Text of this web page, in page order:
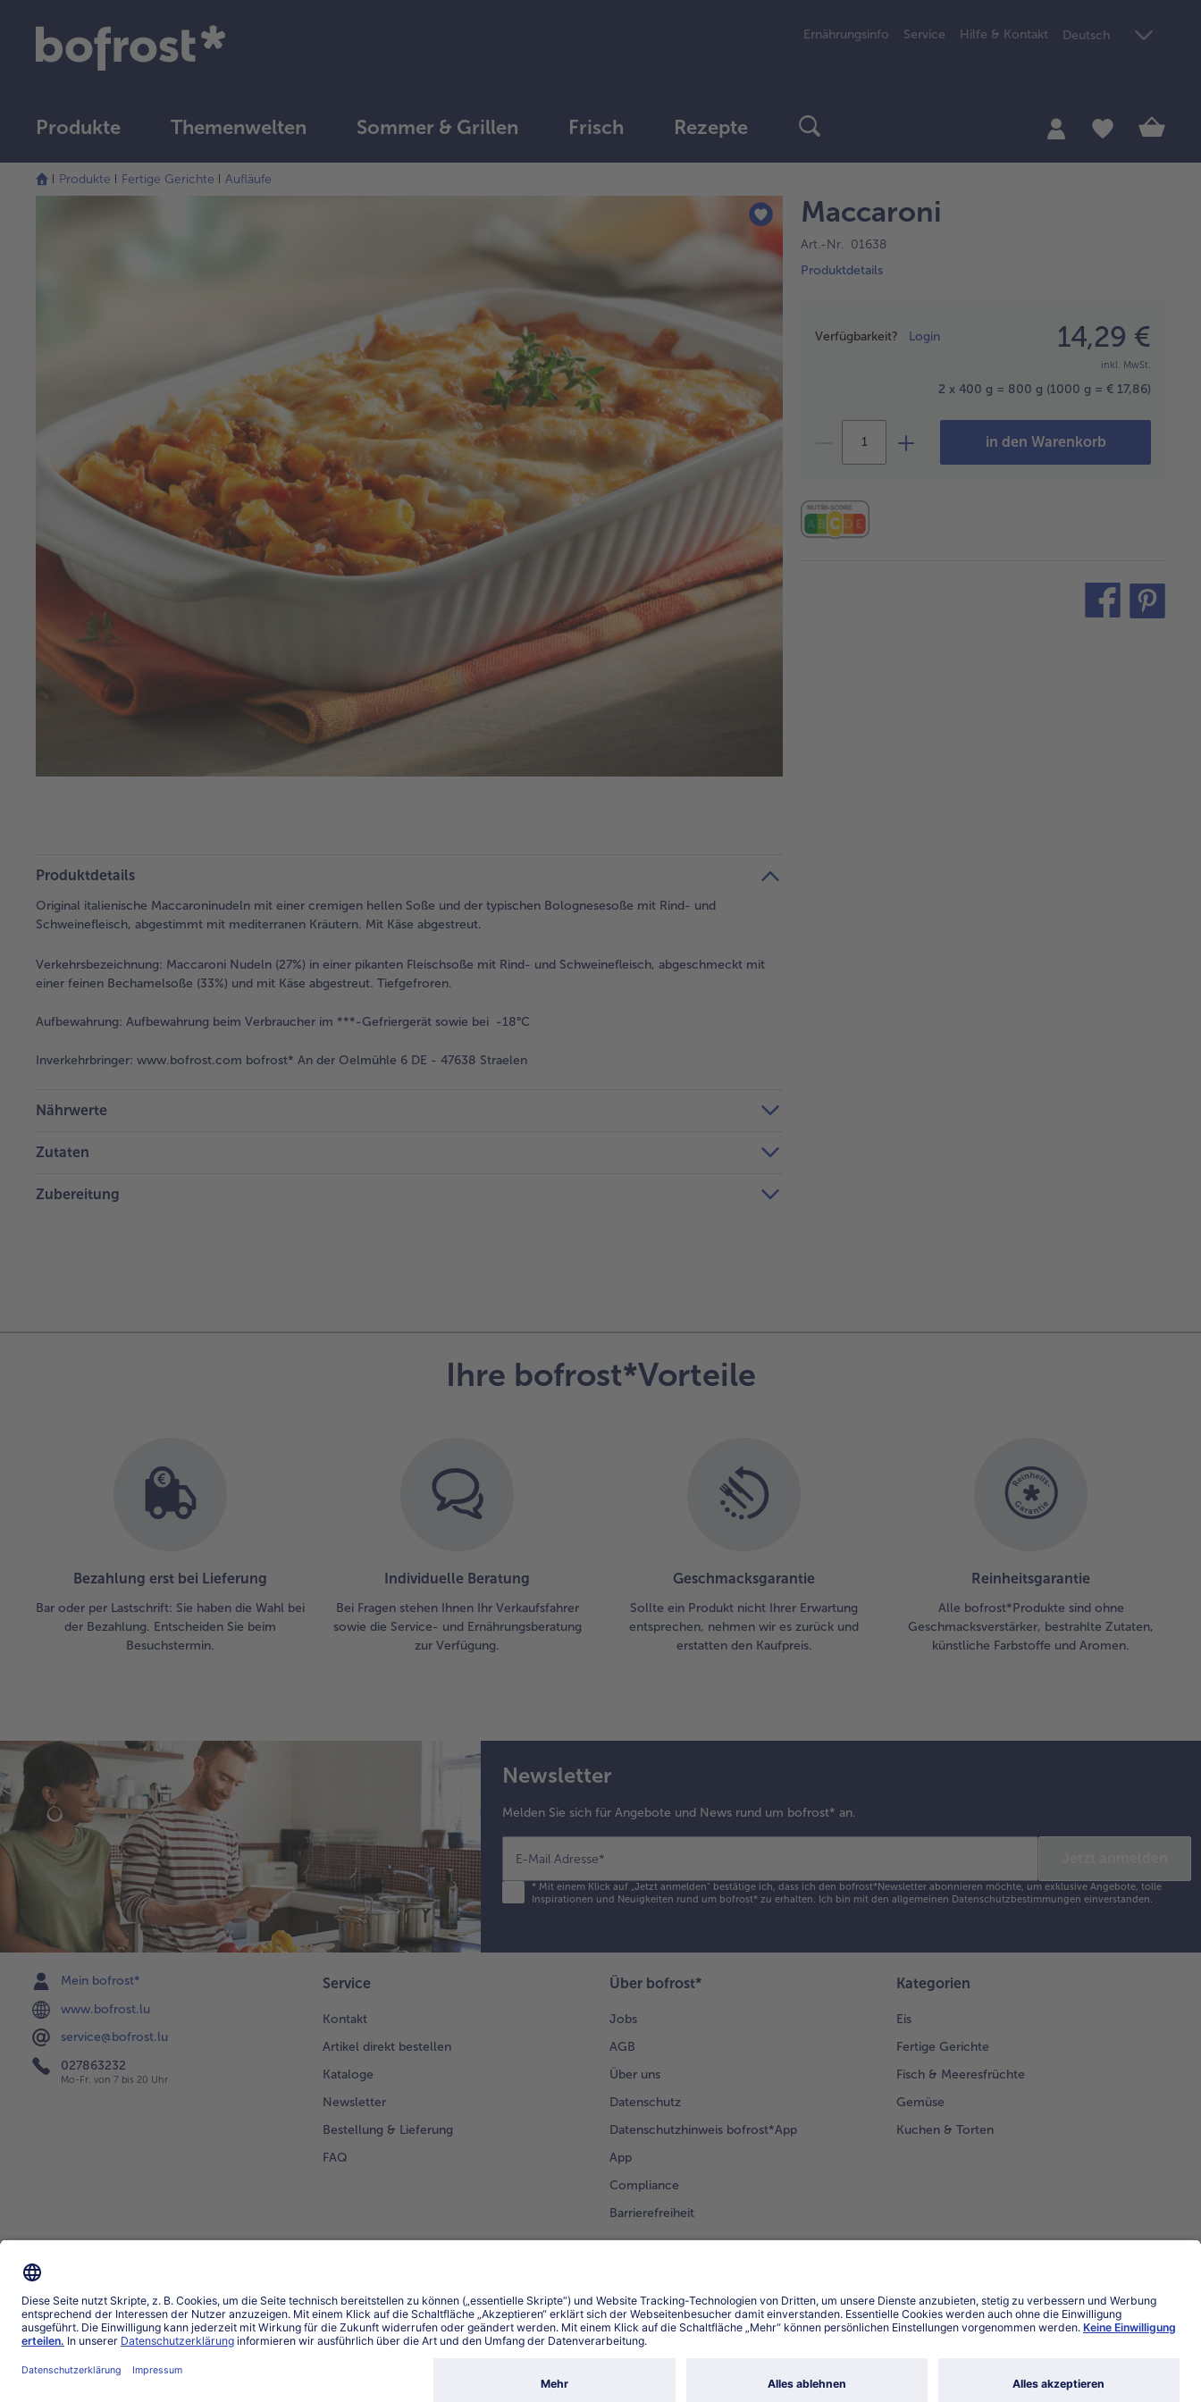
Ernährungsinfo Service Hilfe & Kontakt Deutsch
Produkte Themenwelten Sommer & Grillen Frisch Rezepte
Produkte Fertige Gerichte Aufläufe
Maccaroni
Art.-Nr. 01638
Produktdetails
Verfügbarkeit? Login 14,29 €
inkl. MwSt.
2 x 400 g = 800 g (1000 g = € 17,86)
in den Warenkorb
teilen
Produktdetails
Original italienische Maccaroninudeln mit einer cremigen hellen Soße und der typischen Bolognesesoße mit Rind- und
Schweinefleisch, abgestimmt mit mediterranen Kräutern. Mit Käse abgestreut.
Verkehrsbezeichnung: Maccaroni Nudeln (27%) in einer pikanten Fleischsoße mit Rind- und Schweinefleisch, abgeschmeckt mit
einer feinen Bechamelsoße (33%) und mit Käse abgestreut. Tiefgefroren.
Aufbewahrung: Aufbewahrung beim Verbraucher im ***-Gefriergerät sowie bei -18°C
Inverkehrbringer: www.bofrost.com bofrost* An der Oelmühle 6 DE - 47638 Straelen
Nährwerte
Zutaten
Zubereitung
Ihre bofrost*Vorteile
Bezahlung erst bei Lieferung
Bar oder per Lastschrift: Sie haben die Wahl bei
der Bezahlung. Entscheiden Sie beim
Besuchstermin.
Individuelle Beratung
Bei Fragen stehen Ihnen Ihr Verkaufsfahrer
sowie die Service- und Ernährungsberatung
zur Verfügung.
Geschmacksgarantie
Sollte ein Produkt nicht Ihrer Erwartung
entsprechen, nehmen wir es zurück und
erstatten den Kaufpreis.
Reinheitsgarantie
Alle bofrost*Produkte sind ohne
Geschmacksverstärker, bestrahlte Zutaten,
künstliche Farbstoffe und Aromen.
Newsletter
Melden Sie sich für Angebote und News rund um bofrost* an.
E-Mail Adresse*
*Mit einem Klick auf „Jetzt anmelden" bestätige ich, dass ich den bofrost*Newsletter abonnieren möchte, um exklusive Angebote, tolle
Inspirationen und Neuigkeiten rund um bofrost* zu erhalten. Ich bin mit den allgemeinen Datenschutzbestimmungen einverstanden.
Mein bofrost*
www.bofrost.lu
service@bofrost.lu
027863232
Mo-Fr. von 7 bis 20 Uhr
Service
Kontakt
Artikel direkt bestellen
Kataloge
Newsletter
Bestellung & Lieferung
FAQ
Über bofrost*
Jobs
AGB
Über uns
Datenschutz
Datenschutzhinweis bofrost*App
App
Compliance
Barrierefreiheit
Kategorien
Eis
Fertige Gerichte
Fisch & Meeresfrüchte
Gemüse
Kuchen & Torten
Land / Sprache wählen